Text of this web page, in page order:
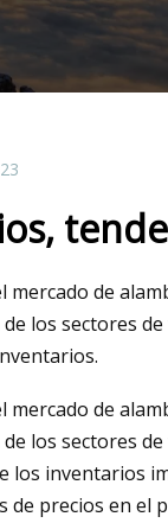
de LiSEC
Ventanas y
mercado de
de los sectores
mercado de
de los sectores
los inventarios
de precios en el